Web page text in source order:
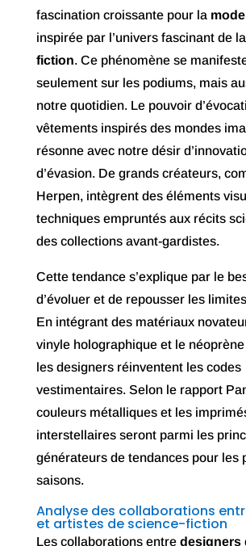
fascination croissante pour la
inspirée par l’univers fascinant de la
fiction. Ce phénomène se
seulement sur les podiums, mais
notre quotidien. Le pouvoir
vêtements inspirés des mondes
résonne avec notre désir
d’évasion. De grands créateurs,
Herpen, intègrent des éléments
techniques empruntés aux récits
des collections avant-gardistes.
Cette tendance s’explique par le
d’évoluer et de repousser les
En intégrant des matériaux
vinyle holographique et le
les designers réinventent les codes
vestimentaires. Selon le rapport
couleurs métalliques et les
interstellaires seront parmi les
générateurs de tendances pour les
saisons.
Analyse des collaborations
et artistes de science-fiction
Les collaborations entre designers